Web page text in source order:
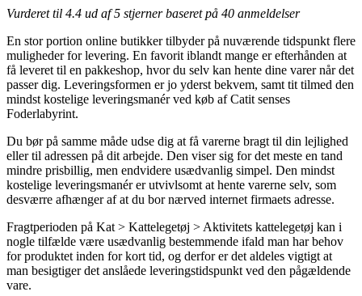
Vurderet til 4.4 ud af 5 stjerner baseret på 40 anmeldelser
En stor portion online butikker tilbyder på nuværende tidspunkt flere
muligheder for levering. En favorit iblandt mange er efterhånden at
få leveret til en pakkeshop, hvor du selv kan hente dine varer når det
passer dig. Leveringsformen er jo yderst bekvem, samt tit tilmed den
mindst kostelige leveringsmanér ved køb af Catit senses
Foderlabyrint.
Du bør på samme måde udse dig at få varerne bragt til din lejlighed
eller til adressen på dit arbejde. Den viser sig for det meste en tand
mindre prisbillig, men endvidere usædvanlig simpel. Den mindst
kostelige leveringsmanér er utvivlsomt at hente varerne selv, som
desværre afhænger af at du bor nærved internet firmaets adresse.
Fragtperioden på Kat > Kattelegetøj > Aktivitets kattelegetøj kan i
nogle tilfælde være usædvanlig bestemmende ifald man har behov
for produktet inden for kort tid, og derfor er det aldeles vigtigt at
man besigtiger det anslåede leveringstidspunkt ved den pågældende
vare.